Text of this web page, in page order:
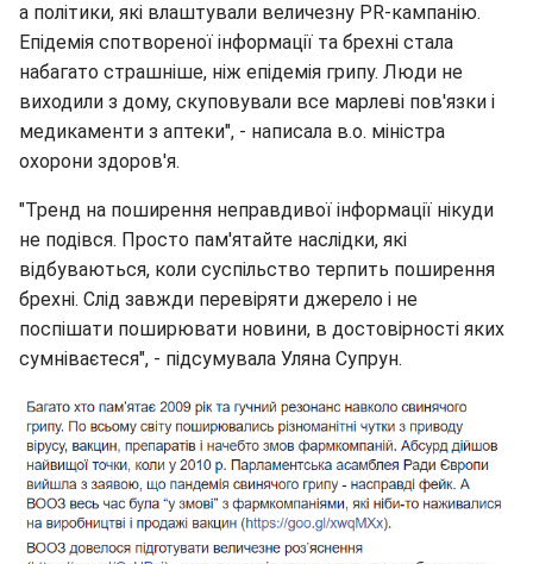
а політики, які влаштували величезну PR-кампанію.
Епідемія спотвореної інформації та брехні стала
набагато страшніше, ніж епідемія грипу. Люди не
виходили з дому, скуповували все марлеві пов'язки і
медикаменти з аптеки", - написала в.о. міністра
охорони здоров'я.
"Тренд на поширення неправдивої інформації нікуди
не подівся. Просто пам'ятайте наслідки, які
відбуваються, коли суспільство терпить поширення
брехні. Слід завжди перевіряти джерело і не
поспішати поширювати новини, в достовірності яких
сумніваєтеся", - підсумувала Уляна Супрун.